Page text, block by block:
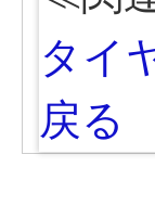
タイ
戻る